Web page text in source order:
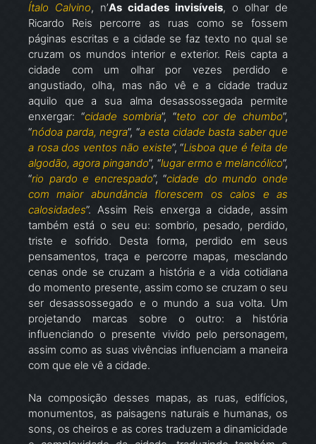
Ítalo Calvino, n’As cidades invisíveis, o olhar de
Ricardo Reis percorre as ruas como se fossem
páginas escritas e a cidade se faz texto no qual se
cruzam os mundos interior e exterior. Reis capta a
cidade com um olhar por vezes perdido e
angustiado, olha, mas não vê e a cidade traduz
aquilo que a sua alma desassossegada permite
enxergar: “cidade sombria”, “teto cor de chumbo”,
“nódoa parda, negra”, “a esta cidade basta saber que
a rosa dos ventos não existe”, “Lisboa que é feita de
algodão, agora pingando”, “lugar ermo e melancólico”,
“rio pardo e encrespado”, “cidade do mundo onde
com maior abundância florescem os calos e as
calosidades”. Assim Reis enxerga a cidade, assim
também está o seu eu: sombrio, pesado, perdido,
triste e sofrido. Desta forma, perdido em seus
pensamentos, traça e percorre mapas, mesclando
cenas onde se cruzam a história e a vida cotidiana
do momento presente, assim como se cruzam o seu
ser desassossegado e o mundo a sua volta. Um
projetando marcas sobre o outro: a história
influenciando o presente vivido pelo personagem,
assim como as suas vivências influenciam a maneira
com que ele vê a cidade.
Na composição desses mapas, as ruas, edifícios,
monumentos, as paisagens naturais e humanas, os
sons, os cheiros e as cores traduzem a dinamicidade